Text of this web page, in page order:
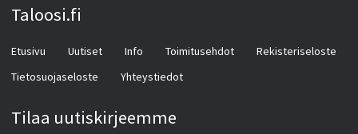
Taloosi.fi
Etusivu Uutiset Info Toimitusehdot
Rekisteriseloste
Tietosuojaseloste
Yhteystiedot
Tilaa uutiskirjeemme